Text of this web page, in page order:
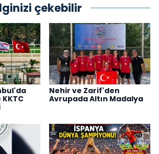
çekebilir
Nehir ve Zarif'den
Avrupada Altın Madalya